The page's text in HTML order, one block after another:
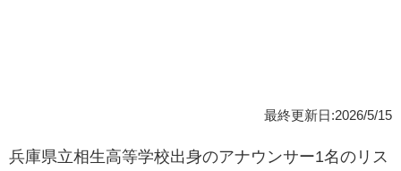
最終更新日:2026/5/15
兵庫県立相生高等学校出身のアナウンサー1名のリス